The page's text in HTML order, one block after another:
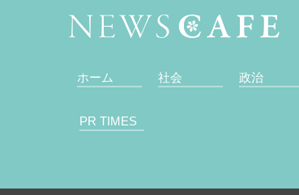
ホーム 社会 政治
PR TIMES